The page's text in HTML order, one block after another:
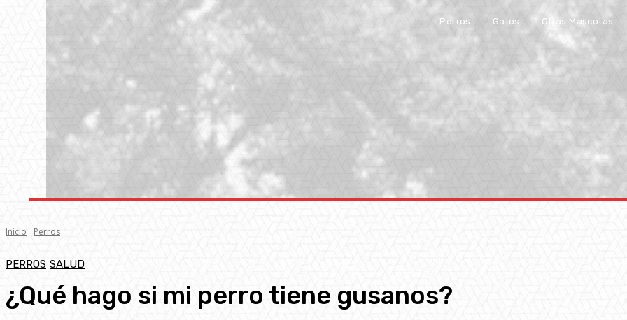
Perros Gatos Otras Mascotas
Inicio Perros
PERROS SALUD
¿Qué hago si mi perro tiene gusanos?